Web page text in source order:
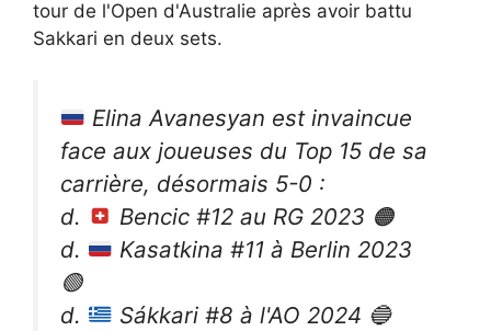
tour de l'Open d'Australie après avoir battu
Sakkari en deux sets.
Elina Avanesyan est invaincue
face aux joueuses du Top 15 de sa
carrière, désormais 5-0 :
d.
Bencic #12 au RG 2023 🟠
d.
Kasatkina #11 à Berlin 2023
🟢
d.
Sákkari #8 à l'AO 2024 🔵